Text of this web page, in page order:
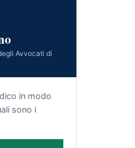
Avvocati di
in modo
sono i